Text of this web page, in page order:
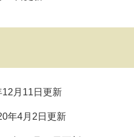
12月11日更新
年4月2日更新